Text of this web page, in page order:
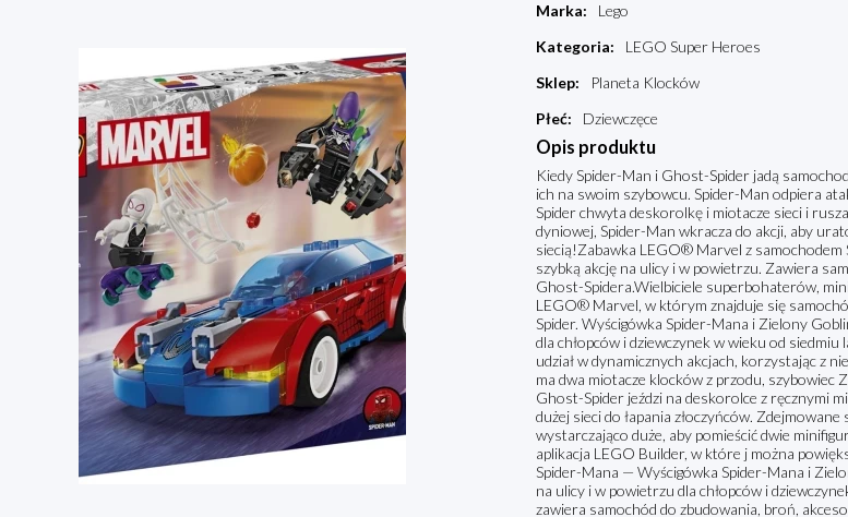
Marka:
Lego
Kategoria:
LEGO Super Heroes
Sklep:
Planeta Klocków
Płeć: Dziewczęce
Opis produktu
Kiedy Spider-Man i Ghost-Spider jadą
ich na swoim szybowcu. Spider-Man odpiera
Spider chwyta deskorolkę i miotacze sieci i
dyniowej, Spider-Man wkracza do akcji, aby
siecią!Zabawka LEGO® Marvel z
szybką akcję na ulicy i w powietrzu. Zawiera
Ghost-Spidera.Wielbiciele superbohaterów,
LEGO® Marvel, w którym znajduje się
Spider. Wyścigówka Spider-Mana i Zielony
dla chłopców i dziewczynek w wieku od
udział w dynamicznych akcjach, korzystając z
ma dwa miotacze klocków z przodu, szybowiec
Ghost-Spider jeździ na deskorolce z ręcznymi
dużej sieci do łapania złoczyńców.
wystarczająco duże, aby pomieścić dwie
aplikacja LEGO Builder, w które j można
Spider-Mana — Wyścigówka Spider-Mana i
na ulicy i w powietrzu dla chłopców i
zawiera samochód do zbudowania, broń,